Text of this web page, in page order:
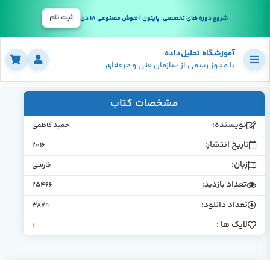
شروع دوره های تخصصی, پایتون | هوش مصنوعی 18 دی ثبت نام
آموزشگاه تحلیل‌داده
با مجوز رسمی از سازمان فنی و حرفه‌ای
مشخصات کتاب
نویسنده: حمید کاظمی
تاریخ انتشار: 2016
زبان: فارسی
تعداد بازدید: 25466
تعداد دانلود: 3879
لایک ها : 1